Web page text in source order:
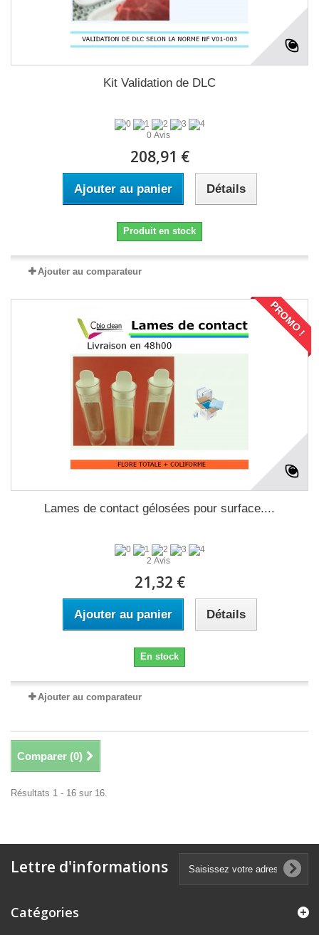
Kit Validation de DLC
0 Avis
208,91 €
Ajouter au panier Détails
Produit en stock
Ajouter au comparateur
PROMO !
Lames de contact gélosées pour surface....
2 Avis
21,32 €
Ajouter au panier Détails
En stock
Ajouter au comparateur
Comparer (0)
Résultats 1 - 16 sur 16.
Lettre d'informations
Catégories